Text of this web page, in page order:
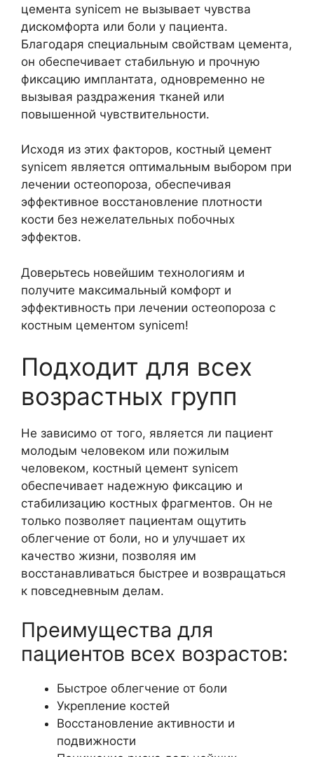
цемента synicem не вызывает чувства
дискомфорта или боли у пациента.
Благодаря специальным свойствам цемента,
он обеспечивает стабильную и прочную
фиксацию имплантата, одновременно не
вызывая раздражения тканей или
повышенной чувствительности.
Исходя из этих факторов, костный цемент
synicem является оптимальным выбором при
лечении остеопороза, обеспечивая
эффективное восстановление плотности
кости без нежелательных побочных
эффектов.
Доверьтесь новейшим технологиям и
получите максимальный комфорт и
эффективность при лечении остеопороза с
костным цементом synicem!
Подходит для всех
возрастных групп
Не зависимо от того, является ли пациент
молодым человеком или пожилым
человеком, костный цемент synicem
обеспечивает надежную фиксацию и
стабилизацию костных фрагментов. Он не
только позволяет пациентам ощутить
облегчение от боли, но и улучшает их
качество жизни, позволяя им
восстанавливаться быстрее и возвращаться
к повседневным делам.
Преимущества для
пациентов всех возрастов:
Быстрое облегчение от боли
Укрепление костей
Восстановление активности и
подвижности